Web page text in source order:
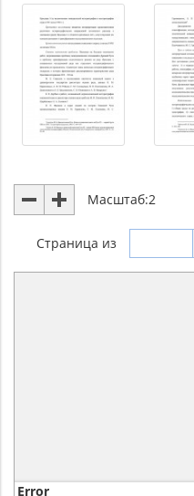
Масштаб:2
Страница из
Error